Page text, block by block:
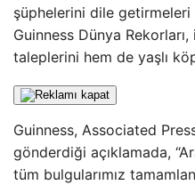
şüphelerini dile
Guinness Dünya
taleplerini hem de yaşlı
Guinness, Associated
gönderdiği açıklamada,
tüm bulgularımız